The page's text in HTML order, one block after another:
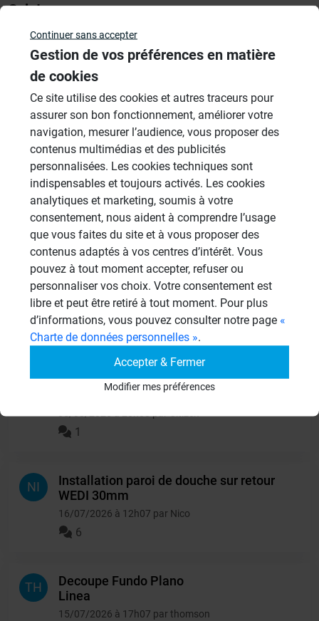
Sujets
Aménagement Agencement
21 Sujets
Revêtement Finition
Douches à l'Italienne
1485 Sujets
Cabines de hammam
26 Sujets
Systèmes de panneaux à carreler
1206 Sujets
Autres questions
Double douche à carreler
05/08/2026 à 20h08 par Citizen
1
NI
Installation paroi de douche sur retour
WEDI 30mm
16/07/2026 à 12h07 par Nico
6
TH
Decoupe Fundo Plano
Linea
15/07/2026 à 17h07 par thomson
Continuer sans accepter
Gestion de vos préférences en matière
de cookies
Ce site utilise des cookies et autres traceurs pour
assurer son bon fonctionnement, améliorer votre
navigation, mesurer l’audience, vous proposer des
contenus multimédias et des publicités
personnalisées. Les cookies techniques sont
indispensables et toujours activés. Les cookies
analytiques et marketing, soumis à votre
consentement, nous aident à comprendre l’usage
que vous faites du site et à vous proposer des
contenus adaptés à vos centres d’intérêt. Vous
pouvez à tout moment accepter, refuser ou
personnaliser vos choix. Votre consentement est
libre et peut être retiré à tout moment. Pour plus
d’informations, vous pouvez consulter notre page «
Charte de données personnelles ».
Accepter & Fermer
Modifier mes préférences